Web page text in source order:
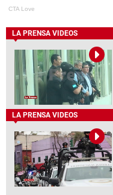
LA PRENSA VIDEOS
LA PRENSA VIDEOS